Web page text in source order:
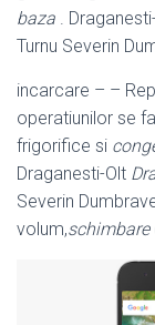
baza .
Turnu Severin
incarcare – –
operatiunilor se
frigorifice si
Draganesti-Olt
Severin
volum,schimbare